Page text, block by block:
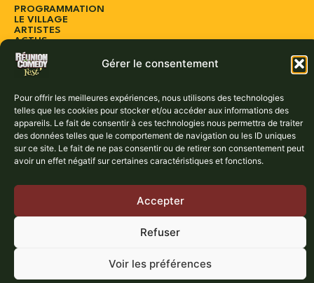
Gérer le consentement
Pour offrir les meilleures expériences, nous utilisons des technologies
telles que les cookies pour stocker et/ou accéder aux informations des
appareils. Le fait de consentir à ces technologies nous permettra de traiter
des données telles que le comportement de navigation ou les ID uniques
sur ce site. Le fait de ne pas consentir ou de retirer son consentement peut
avoir un effet négatif sur certaines caractéristiques et fonctions.
Accepter
Refuser
Voir les préférences
PROGRAMMATION
LE VILLAGE
ARTISTES
ACTUS
PARTENAIRES
CONTACT
BILLETTERIE
Mentions légalesPolitique de confidentialitéPolitique de cookies
Copyright © Réunion Comedy Fest 2025 – Tous droits réservés |
Réalisation PINK 103